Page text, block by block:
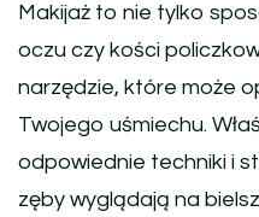
Makijaż to nie tylko
oczu czy kości
narzędzie, które może
Twojego uśmiechu.
odpowiednie techniki i
zęby wyglądają na